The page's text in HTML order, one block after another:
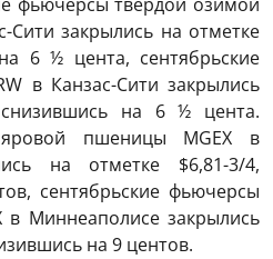
фьючерсы твердой озимой
Сити закрылись на отметке
6 ½ цента, сентябрьские
в Канзас-Сити закрылись
на 6 ½ цента.
пшеницы MGEХ в
на отметке $6,81-3/4,
сентябрьские фьючерсы
Миннеаполисе закрылись
на 9 центов.